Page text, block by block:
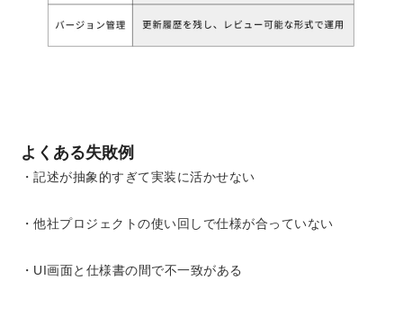
よくある失敗例
・記述が抽象的すぎて実装に活かせない
・他社プロジェクトの使い回しで仕様が合っていない
・UI画面と仕様書の間で不一致がある